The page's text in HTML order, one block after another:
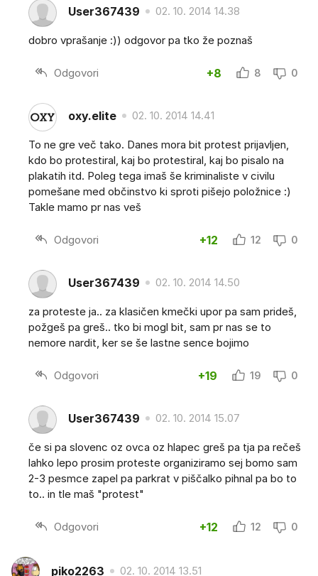
User367439 02. 10. 2014 14.38
dobro vprašanje :)) odgovor pa tko že poznaš
Odgovori +8 8 0
oxy.elite 02. 10. 2014 14.41
To ne gre več tako. Danes mora bit protest prijavljen,
kdo bo protestiral, kaj bo protestiral, kaj bo pisalo na
plakatih itd. Poleg tega imaš še kriminaliste v civilu
pomešane med občinstvo ki sproti pišejo položnice :)
Takle mamo pr nas veš
Odgovori +12 12 0
User367439 02. 10. 2014 14.50
za proteste ja.. za klasičen kmečki upor pa sam prideš,
požgeš pa greš.. tko bi mogl bit, sam pr nas se to
nemore nardit, ker se še lastne sence bojimo
Odgovori +19 19 0
User367439 02. 10. 2014 15.07
če si pa slovenc oz ovca oz hlapec greš pa tja pa rečeš
lahko lepo prosim proteste organiziramo sej bomo sam
2-3 pesmce zapel pa parkrat v piščalko pihnal pa bo to
to.. in tle maš "protest"
Odgovori +12 12 0
piko2263 02. 10. 2014 13.51